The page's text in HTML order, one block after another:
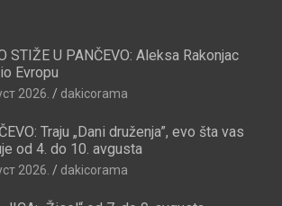
STIŽE U PANČEVO: Aleksa Rakonjac
Evropu
2026. dakicorama
Traju „Dani druženja”, evo šta vas
od 4. do 10. avgusta
2026. dakicorama